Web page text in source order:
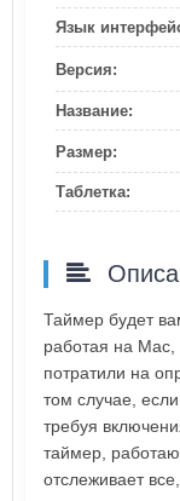
Язык
Версия:
Название:
Размер:
Таблетка:
Таймер будет
работая на Mac,
потратили на
том случае,
требуя
таймер,
отслеживает